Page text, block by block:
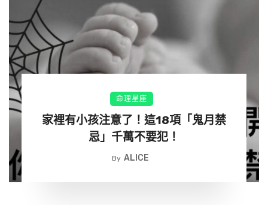
感謝媽媽的十月懷胎。
感謝媽媽的多年養育。
感謝媽媽的噓寒問暖。
感謝媽媽的嚴加教育！
感謝媽媽的每一頓飯，
命理星座
家裡有小孩注意了！這18項「鬼月禁
忌」千萬不要犯！
By ALICE